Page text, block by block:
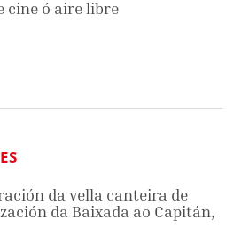
cine ó aire libre
da vella canteira de
da Baixada ao Capitán,